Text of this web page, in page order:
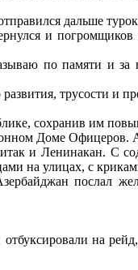
дальше
и
по памяти и за
трусости и
сохранив им
Доме Офицеров.
и Ленинакан. С
на улицах, с
послал
на